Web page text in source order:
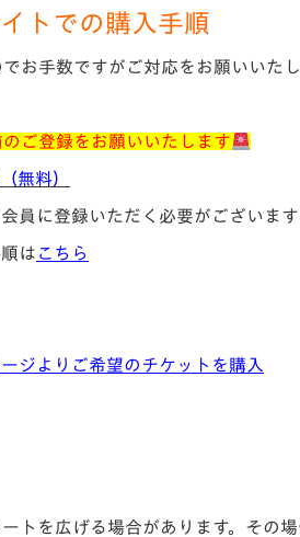
トでの購入手順
お手数ですがご対応をお願いいたし
ご登録をお願いいたします
無料）
員に登録いただく必要がございます
は こちら
ジよりご希望のチケットを購入
トを広げる場合があります。その